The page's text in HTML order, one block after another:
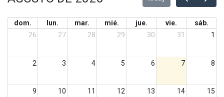
dom. lun. mar. mié. jue. vie.
sáb.
26
27 28 29 30 31 1
2 3 4 5 6 7 8
9 10 11 12 13 14 15